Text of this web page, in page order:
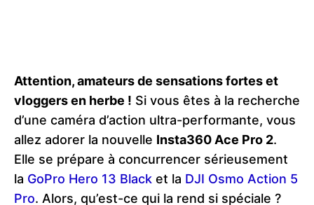
Attention, amateurs de sensations fortes et
vloggers en herbe ! Si vous êtes à la recherche
d’une caméra d’action ultra-performante, vous
allez adorer la nouvelle Insta360 Ace Pro 2.
Elle se prépare à concurrencer sérieusement
la GoPro Hero 13 Black et la DJI Osmo Action 5
Pro. Alors, qu’est-ce qui la rend si spéciale ?